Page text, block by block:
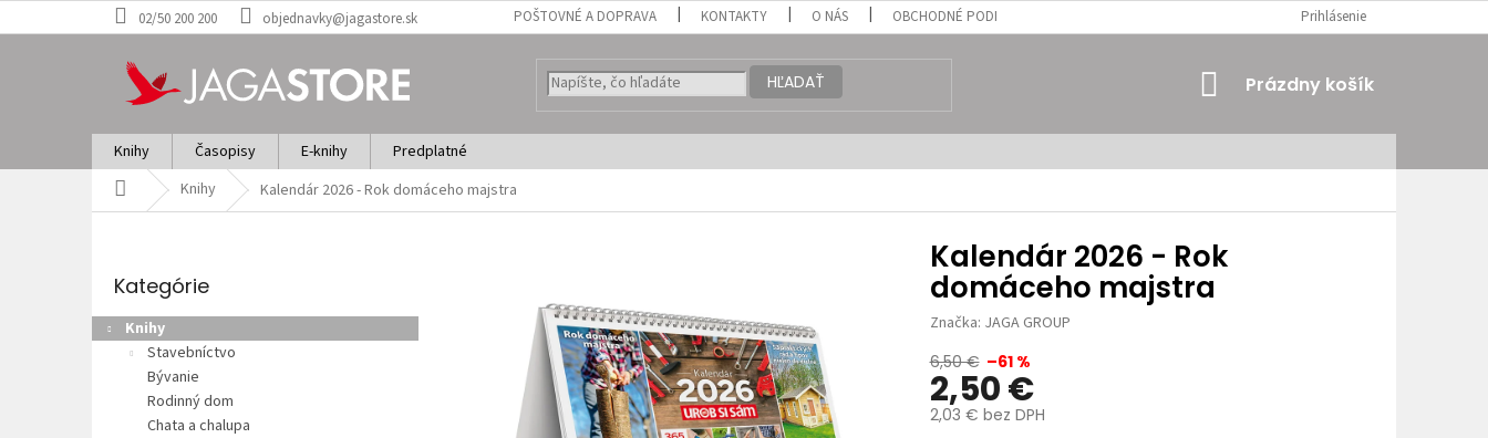
Prejsť
02/50 200 200 objednavky@jagastore.sk POŠTOVNÉ A DOPRAVA KONTAKTY O NÁS OBCHODNÉ PODMIENKY Prihlásenie
HĽADAŤ
NÁKUPNÝ
Prázdny košík
Knihy Časopisy E-knihy
Predplatné
DomovKnihy Kalendár 2026 - Rok domáceho majstra
ý
p
kategórie
Kategórie
Knihy
Stavebníctvo
Bývanie
Rodinný dom
Chata a chalupa
Kalendár 2026 - Rok
domáceho majstra
Značka: JAGA GROUP
6,50 € –61 %
2,50 €
2,03 € bez DPH